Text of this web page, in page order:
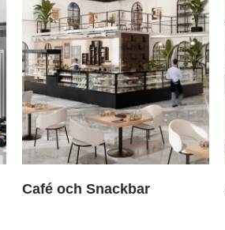
Café och Snackbar